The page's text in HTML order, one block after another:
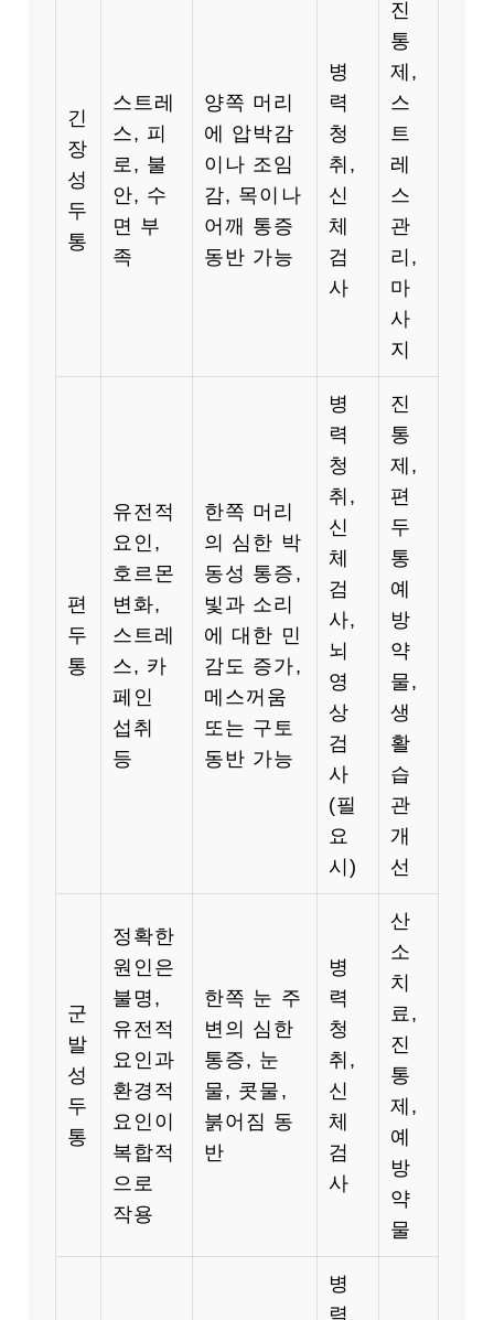
긴
장
성
두
통
스트레
스, 피
로, 불
안, 수
면 부
족
양쪽 머리
에 압박감
이나 조임
감, 목이나
어깨 통증
동반 가능
병
력
청
취,
신
체
검
사
진
통
제,
스
트
레
스
관
리,
마
사
지
편
두
통
유전적
요인,
호르몬
변화,
스트레
스, 카
페인
섭취
등
한쪽 머리
의 심한 박
동성 통증,
빛과 소리
에 대한 민
감도 증가,
메스꺼움
또는 구토
동반 가능
병
력
청
취,
신
체
검
사,
뇌
영
상
검
사
(필
요
시)
진
통
제,
편
두
통
예
방
약
물,
생
활
습
관
개
선
군
발
성
두
통
정확한
원인은
불명,
유전적
요인과
환경적
요인이
복합적
으로
작용
한쪽 눈 주
변의 심한
통증, 눈
물, 콧물,
붉어짐 동
반
병
력
청
취,
신
체
검
사
산
소
치
료,
진
통
제,
예
방
약
물
병
력